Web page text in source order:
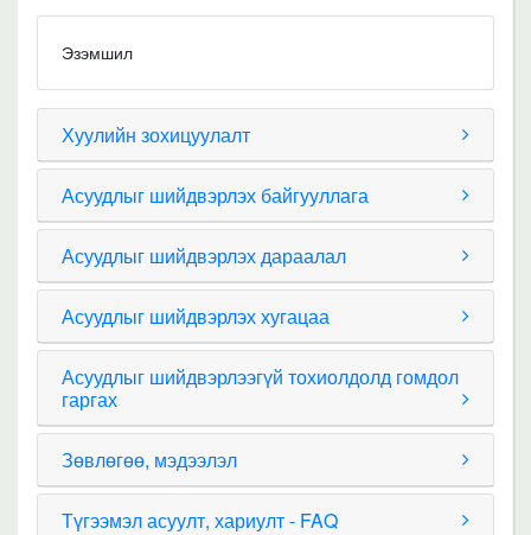
Эзэмшил
Хуулийн зохицуулалт
Асуудлыг шийдвэрлэх байгууллага
Асуудлыг шийдвэрлэх дараалал
Асуудлыг шийдвэрлэх хугацаа
Асуудлыг шийдвэрлээгүй тохиолдолд гомдол
гаргах
Зөвлөгөө, мэдээлэл
Түгээмэл асуулт, хариулт - FAQ